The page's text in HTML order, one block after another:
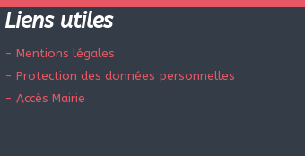
Liens utiles
- Mentions légales
- Protection des données personnelles
- Accès Mairie